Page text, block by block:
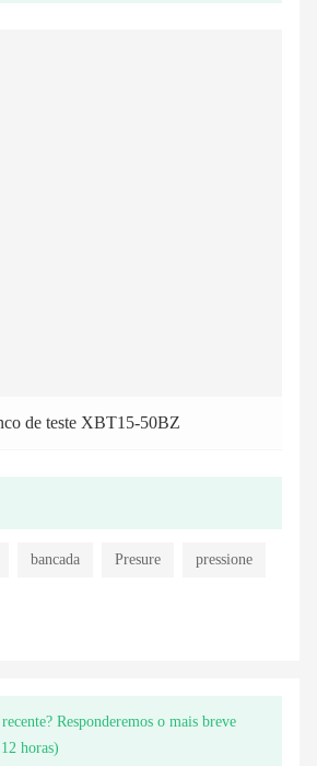
XBT15-50BZ
bancada Presure pressione
Responderemos o mais breve
horas)